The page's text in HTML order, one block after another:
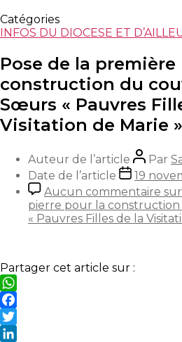
Catégories
INFOS DU DIOCESE ET
Pose de la
construction du
Sœurs « Pauvres
Visitation de Marie
Auteur de l’article Par
Date de l’article
19
Aucun commentaire
pierre pour la
« Pauvres Filles de la
Partager cet article sur :
WhatsApp
Facebook
Twitter